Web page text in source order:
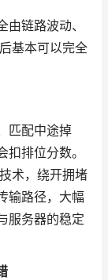
链路波动、
基本可以完全
匹配中途掉
排位分数。
术，绕开拥堵
输路径，大幅
服务器的稳定